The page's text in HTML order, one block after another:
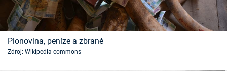
Plonovina, peníze a zbraně
Zdroj: Wikipedia commons